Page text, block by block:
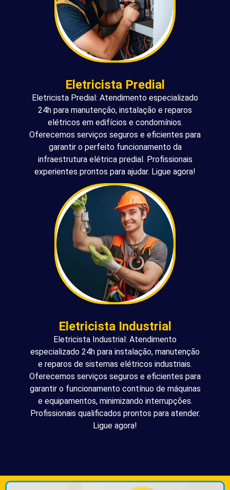
Eletricista Predial
Eletricista Predial: Atendimento especializado
24h para manutenção, instalação e reparos
elétricos em edifícios e condomínios.
Oferecemos serviços seguros e eficientes para
garantir o perfeito funcionamento da
infraestrutura elétrica predial. Profissionais
experientes prontos para ajudar. Ligue agora!
Eletricista Industrial
Eletricista Industrial: Atendimento
especializado 24h para instalação, manutenção
e reparos de sistemas elétricos industriais.
Oferecemos serviços seguros e eficientes para
garantir o funcionamento contínuo de máquinas
e equipamentos, minimizando interrupções.
Profissionais qualificados prontos para atender.
Ligue agora!